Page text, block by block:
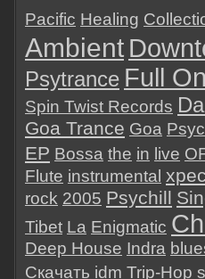
Pacific Healing
Ambient
Psytrance Full
Spin Twist Records
Goa Trance Goa
EP Bossa the in live
Flute instrumental
rock 2005 Psychill
Tibet La Enigmatic
Deep House Indra
Скачать idm Trip-Hop